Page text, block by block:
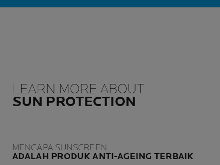
LEARN MORE ABOUT
SUN PROTECTION
MENGAPA SUNSCREEN
ADALAH PRODUK ANTI-AGEING TERBAIK